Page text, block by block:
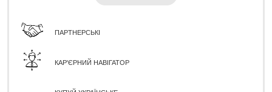
ПАРТНЕРСЬКІ
КАР'ЄРНИЙ НАВІГАТОР